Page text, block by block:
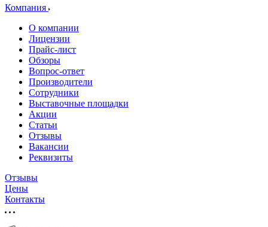
Компания
О компании
Лицензии
Прайс-лист
Обзоры
Вопрос-ответ
Производители
Сотрудники
Выставочные площадки
Акции
Статьи
Отзывы
Вакансии
Реквизиты
Отзывы
Цены
Контакты